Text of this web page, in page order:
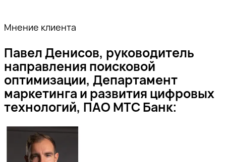
Мнение клиента
Павел Денисов, руководитель
направления поисковой
оптимизации, Департамент
маркетинга и развития цифровых
технологий, ПАО МТС Банк: